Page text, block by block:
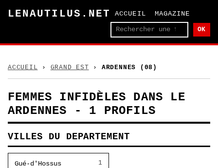
LENAUTILUS.NET ACCUEIL MAGAZINE
OK
ACCUEIL › GRAND EST › ARDENNES (08)
FEMMES INFIDÈLES DANS LE
ARDENNES - 1 PROFILS
VILLES DU DEPARTEMENT
Gué-d'Hossus 1